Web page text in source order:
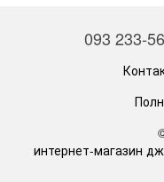
093 233-
интернет-магазин